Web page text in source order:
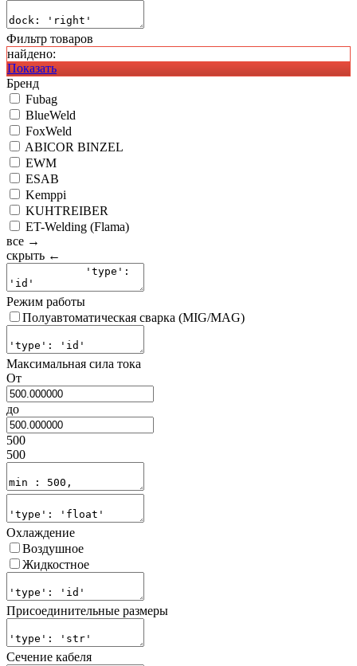
Фильтр товаров
найдено:
Показать
Бренд
Fubag
BlueWeld
FoxWeld
ABICOR BINZEL
EWM
ESAB
Kemppi
KUHTREIBER
ET-Welding (Flama)
все →
скрыть ←
Режим работы
Полуавтоматическая сварка (MIG/MAG)
Максимальная сила тока
От
до
500
500
Охлаждение
Воздушное
Жидкостное
Присоединительные размеры
Сечение кабеля